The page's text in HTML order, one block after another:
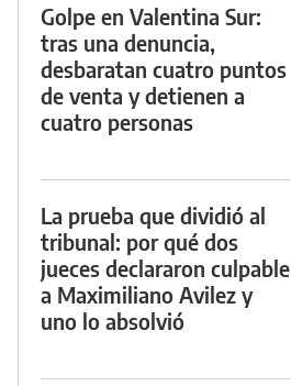
Golpe en Valentina Sur:
tras una denuncia,
desbaratan cuatro puntos
de venta y detienen a
cuatro personas
La prueba que dividió al
tribunal: por qué dos
jueces declararon culpable
a Maximiliano Avilez y
uno lo absolvió